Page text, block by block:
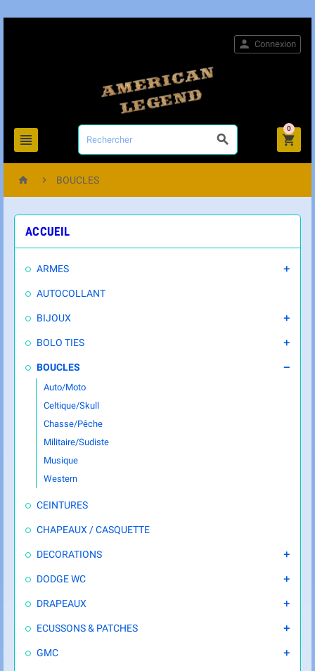
 
 Connexion

0
  BOUCLES
ACCUEIL
ARMES 
AUTOCOLLANT
BIJOUX 
BOLO TIES 
BOUCLES 
Auto/Moto
Celtique/Skull
Chasse/Pêche
Militaire/Sudiste
Musique
Western
CEINTURES
CHAPEAUX / CASQUETTE
DECORATIONS 
DODGE WC 
DRAPEAUX 
ECUSSONS & PATCHES 
GMC 